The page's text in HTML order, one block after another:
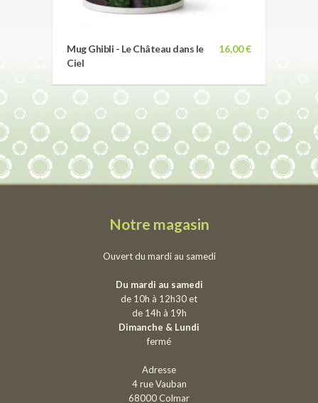
16,00 €
Mug Ghibli - Le Château dans le
Ciel
Notre magasin
Ouvert du mardi au samedi
Du mardi au samedi
de 10h à 12h30 et
de 14h à 19h
Dimanche & Lundi
fermé
Adresse
4 rue Vauban
68000 Colmar